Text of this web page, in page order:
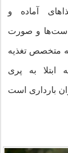
آماده و
دست‌ها و صورت
متخصص تغذیه
ابتلا به پری
بارداری است